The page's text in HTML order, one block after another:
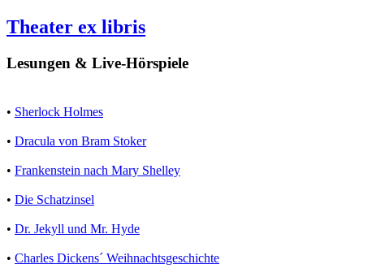
Theater ex libris
Lesungen & Live-Hörspiele
• Sherlock Holmes
• Dracula von Bram Stoker
• Frankenstein nach Mary Shelley
• Die Schatzinsel
• Dr. Jekyll und Mr. Hyde
• Charles Dickens´ Weihnachtsgeschichte